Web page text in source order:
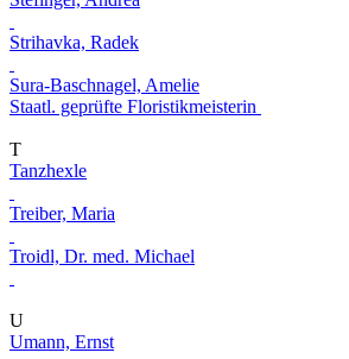
Strihavka, Radek
Sura-Baschnagel, Amelie
Staatl. geprüfte Floristikmeisterin
T
Tanzhexle
Treiber, Maria
Troidl, Dr. med. Michael
U
Umann, Ernst